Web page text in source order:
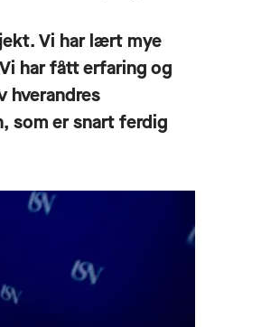
Vi har lært mye
har fått erfaring og
hverandres
som er snart ferdig